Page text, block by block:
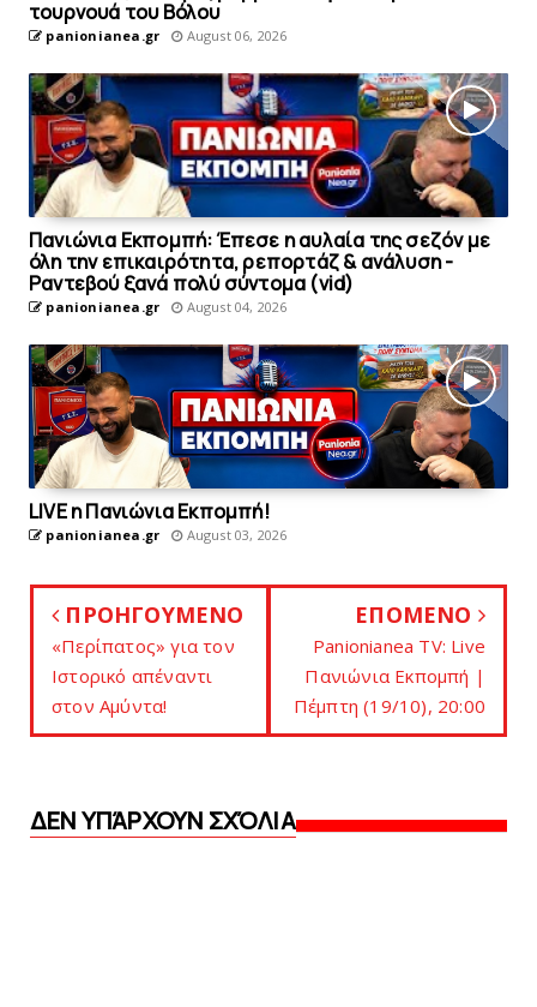
τουρνουά του Bόλου
panionianea.gr August 06, 2026
Πανιώνια Εκπομπή: Έπεσε η αυλαία της σεζόν με
όλη την επικαιρότητα, ρεπορτάζ & ανάλυση -
Ραντεβού ξανά πολύ σύντομα (vid)
panionianea.gr August 04, 2026
LIVE η Πανιώνια Εκπομπή!
panionianea.gr August 03, 2026
ΠΡΟΗΓΟΥΜΕΝΟ
«Περίπατος» για τον
Ιστορικό απέναντι
στον Aμύντα!
ΕΠΟΜΕΝΟ
Panionianea TV: Live
Πανιώνια Εκπομπή |
Πέμπτη (19/10), 20:00
ΔΕΝ ΥΠΆΡΧΟΥΝ ΣΧΌΛΙΑ